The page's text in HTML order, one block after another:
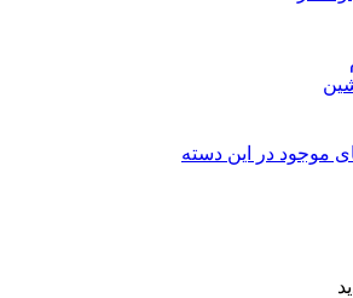
موجود در این دسته